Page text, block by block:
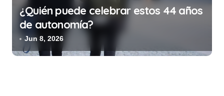
¿Quién puede celebrar estos 44 años
de autonomía?
Jun 8, 2026